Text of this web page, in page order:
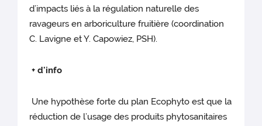
d’impacts liés à la régulation naturelle des
ravageurs en arboriculture fruitière (coordination
C. Lavigne et Y. Capowiez, PSH).
+ d'info
Une hypothèse forte du plan Ecophyto est que la
réduction de l’usage des produits phytosanitaires